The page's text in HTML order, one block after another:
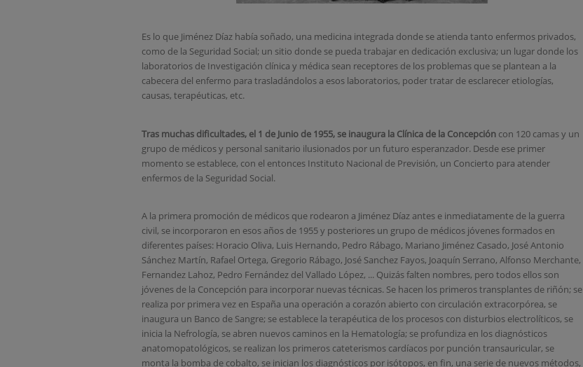
Es lo que Jiménez Díaz había soñado, una medicina integrada donde se atienda tanto enfermos privados,
como de la Seguridad Social; un sitio donde se pueda trabajar en dedicación exclusiva; un lugar donde los
laboratorios de Investigación clínica y médica sean receptores de los problemas que se plantean a la
cabecera del enfermo para trasladándolos a esos laboratorios, poder tratar de esclarecer etiologías,
causas, terapéuticas, etc.
Tras muchas dificultades, el 1 de Junio de 1955, se inaugura la Clínica de la Concepción con 120 camas y un
grupo de médicos y personal sanitario ilusionados por un futuro esperanzador. Desde ese primer
momento se establece, con el entonces Instituto Nacional de Previsión, un Concierto para atender
enfermos de la Seguridad Social.
A la primera promoción de médicos que rodearon a Jiménez Díaz antes e inmediatamente de la guerra
civil, se incorporaron en esos años de 1955 y posteriores un grupo de médicos jóvenes formados en
diferentes países: Horacio Oliva, Luis Hernando, Pedro Rábago, Mariano Jiménez Casado, José Antonio
Sánchez Martín, Rafael Ortega, Gregorio Rábago, José Sanchez Fayos, Joaquín Serrano, Alfonso Merchante,
Fernandez Lahoz, Pedro Fernández del Vallado López, ... Quizás falten nombres, pero todos ellos son
jóvenes de la Concepción para incorporar nuevas técnicas. Se hacen los primeros transplantes de riñón; se
realiza por primera vez en España una operación a corazón abierto con circulación extracorpórea, se
inaugura un Banco de Sangre; se establece la terapéutica de los procesos con disturbios electrolíticos, se
inicia la Nefrología, se abren nuevos caminos en la Hematología; se profundiza en los diagnósticos
anatomopatológicos, se realizan los primeros cateterismos cardíacos por punción transauricular, se
monta la bomba de cobalto, se inician los diagnósticos por isótopos, en fin, una serie de nuevos métodos,